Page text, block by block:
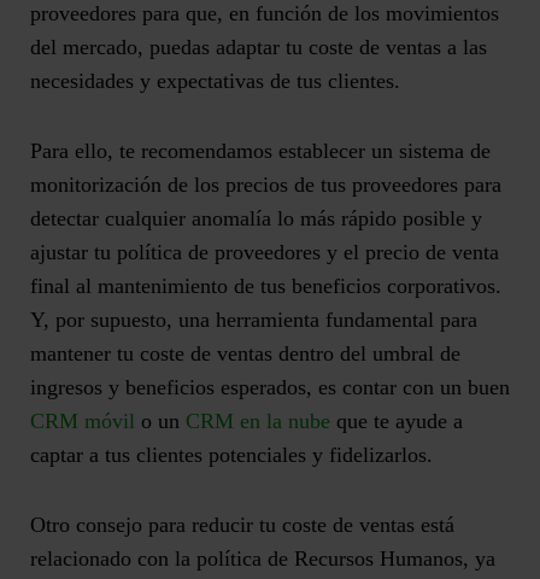
proveedores para que, en función de los movimientos
del mercado, puedas adaptar tu coste de ventas a las
necesidades y expectativas de tus clientes.
Para ello, te recomendamos establecer un sistema de
monitorización de los precios de tus proveedores para
detectar cualquier anomalía lo más rápido posible y
ajustar tu política de proveedores y el precio de venta
final al mantenimiento de tus beneficios corporativos.
Y, por supuesto, una herramienta fundamental para
mantener tu coste de ventas dentro del umbral de
ingresos y beneficios esperados, es contar con un buen
CRM móvil o un CRM en la nube que te ayude a
captar a tus clientes potenciales y fidelizarlos.
Otro consejo para reducir tu coste de ventas está
relacionado con la política de Recursos Humanos, ya